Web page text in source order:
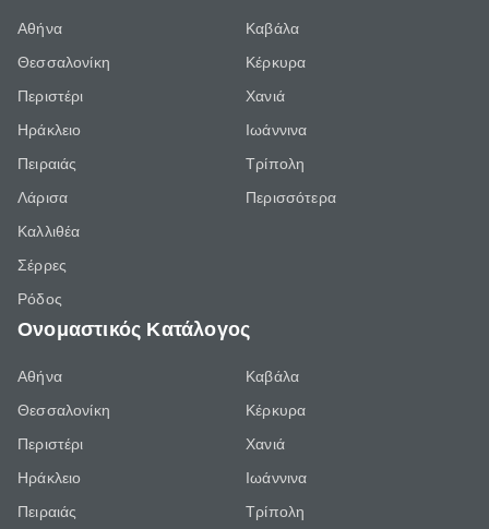
Αθήνα
Θεσσαλονίκη
Περιστέρι
Ηράκλειο
Πειραιάς
Λάρισα
Καλλιθέα
Σέρρες
Ρόδος
Καβάλα
Κέρκυρα
Χανιά
Ιωάννινα
Τρίπολη
Περισσότερα
Ονομαστικός Κατάλογος
Αθήνα
Θεσσαλονίκη
Περιστέρι
Ηράκλειο
Πειραιάς
Καβάλα
Κέρκυρα
Χανιά
Ιωάννινα
Τρίπολη